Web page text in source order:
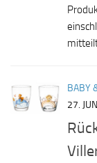
BABY
27.